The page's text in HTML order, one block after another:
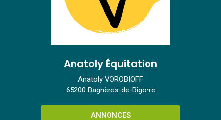
Anatoly Équitation
Anatoly VOROBIOFF
65200 Bagnères-de-Bigorre
ANNONCES